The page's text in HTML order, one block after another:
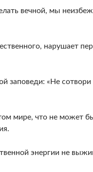
вечной, мы
нарушает
заповеди: «Не сотвори
мире, что не может
энергии не